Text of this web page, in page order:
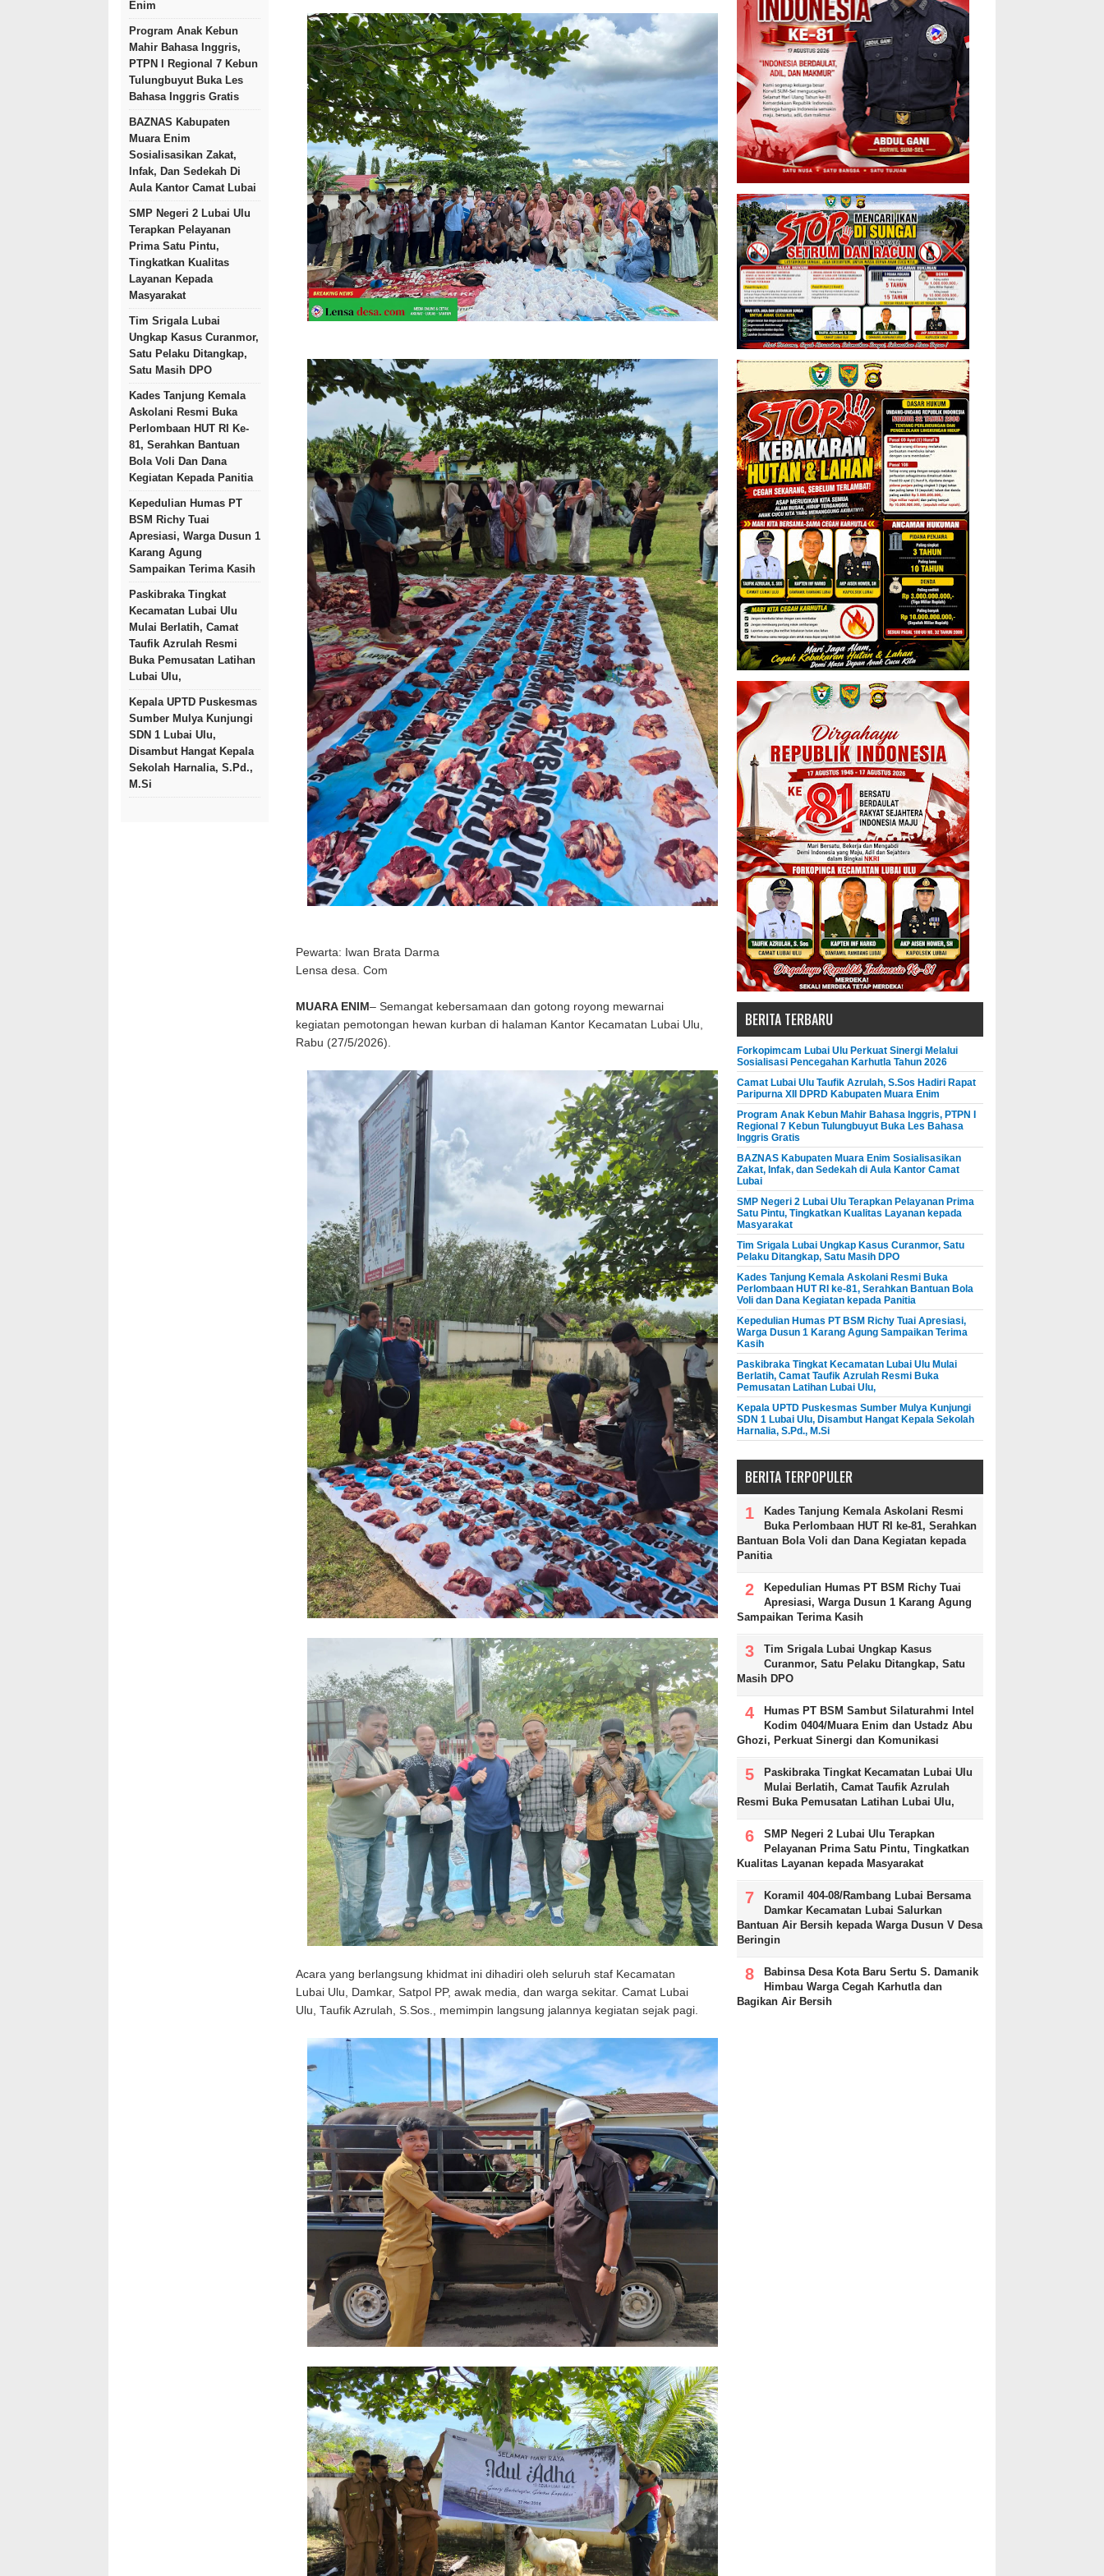
Enim
Program Anak Kebun
Mahir Bahasa Inggris,
PTPN I Regional 7 Kebun
Tulungbuyut Buka Les
Bahasa Inggris Gratis
BAZNAS Kabupaten
Muara Enim
Sosialisasikan Zakat,
Infak, Dan Sedekah Di
Aula Kantor Camat Lubai
SMP Negeri 2 Lubai Ulu
Terapkan Pelayanan
Prima Satu Pintu,
Tingkatkan Kualitas
Layanan Kepada
Masyarakat
Tim Srigala Lubai
Ungkap Kasus Curanmor,
Satu Pelaku Ditangkap,
Satu Masih DPO
Kades Tanjung Kemala
Askolani Resmi Buka
Perlombaan HUT RI Ke-
81, Serahkan Bantuan
Bola Voli Dan Dana
Kegiatan Kepada Panitia
Kepedulian Humas PT
BSM Richy Tuai
Apresiasi, Warga Dusun 1
Karang Agung
Sampaikan Terima Kasih
Paskibraka Tingkat
Kecamatan Lubai Ulu
Mulai Berlatih, Camat
Taufik Azrulah Resmi
Buka Pemusatan Latihan
Lubai Ulu,
Kepala UPTD Puskesmas
Sumber Mulya Kunjungi
SDN 1 Lubai Ulu,
Disambut Hangat Kepala
Sekolah Harnalia, S.Pd.,
M.Si
Pewarta: Iwan Brata Darma
Lensa desa. Com
MUARA ENIM – Semangat kebersamaan dan gotong royong mewarnai
kegiatan pemotongan hewan kurban di halaman Kantor Kecamatan Lubai Ulu,
Rabu (27/5/2026).
Acara yang berlangsung khidmat ini dihadiri oleh seluruh staf Kecamatan
Lubai Ulu, Damkar, Satpol PP, awak media, dan warga sekitar. Camat Lubai
Ulu, Taufik Azrulah, S.Sos., memimpin langsung jalannya kegiatan sejak pagi.
BERITA TERBARU
Forkopimcam Lubai Ulu Perkuat Sinergi Melalui
Sosialisasi Pencegahan Karhutla Tahun 2026
Camat Lubai Ulu Taufik Azrulah, S.Sos Hadiri Rapat
Paripurna XII DPRD Kabupaten Muara Enim
Program Anak Kebun Mahir Bahasa Inggris, PTPN I
Regional 7 Kebun Tulungbuyut Buka Les Bahasa
Inggris Gratis
BAZNAS Kabupaten Muara Enim Sosialisasikan
Zakat, Infak, dan Sedekah di Aula Kantor Camat
Lubai
SMP Negeri 2 Lubai Ulu Terapkan Pelayanan Prima
Satu Pintu, Tingkatkan Kualitas Layanan kepada
Masyarakat
Tim Srigala Lubai Ungkap Kasus Curanmor, Satu
Pelaku Ditangkap, Satu Masih DPO
Kades Tanjung Kemala Askolani Resmi Buka
Perlombaan HUT RI ke-81, Serahkan Bantuan Bola
Voli dan Dana Kegiatan kepada Panitia
Kepedulian Humas PT BSM Richy Tuai Apresiasi,
Warga Dusun 1 Karang Agung Sampaikan Terima
Kasih
Paskibraka Tingkat Kecamatan Lubai Ulu Mulai
Berlatih, Camat Taufik Azrulah Resmi Buka
Pemusatan Latihan Lubai Ulu,
Kepala UPTD Puskesmas Sumber Mulya Kunjungi
SDN 1 Lubai Ulu, Disambut Hangat Kepala Sekolah
Harnalia, S.Pd., M.Si
BERITA TERPOPULER
Kades Tanjung Kemala Askolani Resmi
Buka Perlombaan HUT RI ke-81, Serahkan
Bantuan Bola Voli dan Dana Kegiatan kepada
Panitia
Kepedulian Humas PT BSM Richy Tuai
Apresiasi, Warga Dusun 1 Karang Agung
Sampaikan Terima Kasih
Tim Srigala Lubai Ungkap Kasus
Curanmor, Satu Pelaku Ditangkap, Satu
Masih DPO
Humas PT BSM Sambut Silaturahmi Intel
Kodim 0404/Muara Enim dan Ustadz Abu
Ghozi, Perkuat Sinergi dan Komunikasi
Paskibraka Tingkat Kecamatan Lubai Ulu
Mulai Berlatih, Camat Taufik Azrulah
Resmi Buka Pemusatan Latihan Lubai Ulu,
SMP Negeri 2 Lubai Ulu Terapkan
Pelayanan Prima Satu Pintu, Tingkatkan
Kualitas Layanan kepada Masyarakat
Koramil 404-08/Rambang Lubai Bersama
Damkar Kecamatan Lubai Salurkan
Bantuan Air Bersih kepada Warga Dusun V Desa
Beringin
Babinsa Desa Kota Baru Sertu S. Damanik
Himbau Warga Cegah Karhutla dan
Bagikan Air Bersih